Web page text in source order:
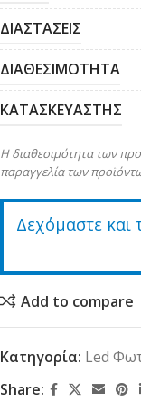
ΔΙΑΣΤΑΣΕΙΣ
ΔΙΑΘΕΣΙΜΟΤΗΤΑ
ΚΑΤΑΣΚΕΥΑΣΤΗΣ
Η διαθεσιμότητα των
παραγγελία των
Δεχόμαστε και
Add to compare
Κατηγορία: Led
Share: